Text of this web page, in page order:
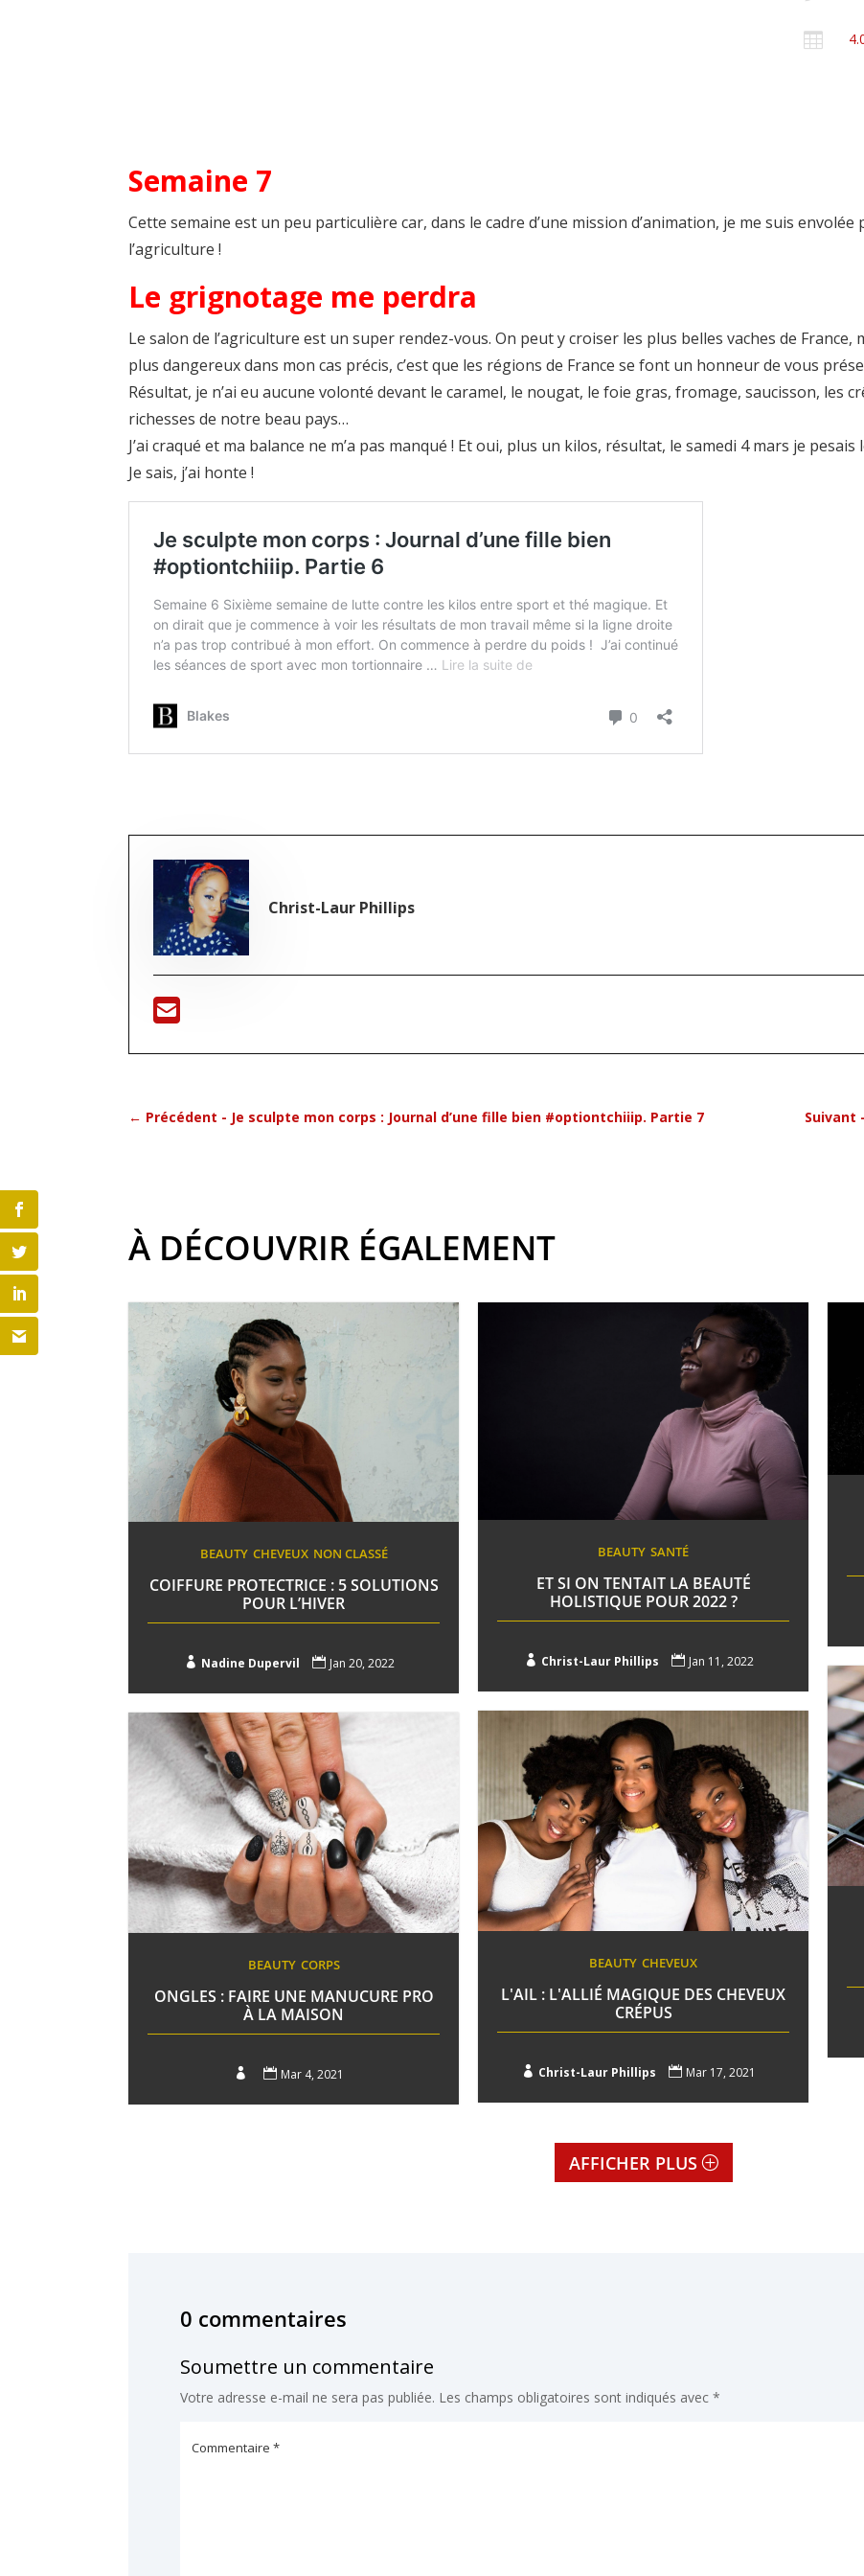

Semaine 7
Cette semaine est un peu particulière car, dans le cadre d’une mission d’animation, je me suis
l’agriculture !
Le grignotage me perdra
Le salon de l’agriculture est un super rendez-vous. On peut y croiser les plus belles vaches de France,
plus dangereux dans mon cas précis, c’est que les régions de France se font un honneur de vous
Résultat, je n’ai eu aucune volonté devant le caramel, le nougat, le foie gras, fromage, saucisson, les
richesses de notre beau pays…
J’ai craqué et ma balance ne m’a pas manqué ! Et oui, plus un kilos, résultat, le samedi 4 mars je
Je sais, j’ai honte !
Christ-Laur Phillips
← Précédent - Je sculpte mon corps : Journal d’une fille bien #optiontchiiip. Partie 7 Suivant
À DÉCOUVRIR ÉGALEMENT
BEAUTY CHEVEUX NON CLASSÉ
COIFFURE PROTECTRICE : 5 SOLUTIONS
POUR L’HIVER
 Nadine Dupervil  Jan 20, 2022
BEAUTY SANTÉ
ET SI ON TENTAIT LA BEAUTÉ
HOLISTIQUE POUR 2022 ?
 Christ-Laur Phillips  Jan 11, 2022
BEAUTY CHEVEUX
L'AIL : L'ALLIÉ MAGIQUE DES CHEVEUX
CRÉPUS
 Christ-Laur Phillips  Mar 17, 2021
BEAUTY CORPS
ONGLES : FAIRE UNE MANUCURE PRO
À LA MAISON
  Mar 4, 2021
AFFICHER PLUS
0 commentaires
Soumettre un commentaire
Votre adresse e-mail ne sera pas publiée. Les champs obligatoires sont indiqués avec*